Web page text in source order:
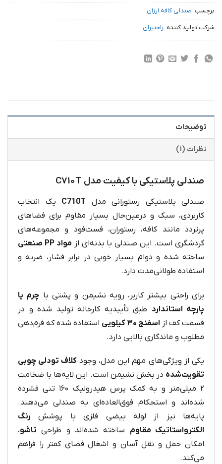
برچسب: صندلی کافه ارزان
شرکت تولید کننده: راحتیران
توضیحات
نظرات (۱)
صندلی پلاستیکی با کیفیت مدل C710T
صندلی پلاستیکی رستورانی مدل C710T یک انتخاب
کاربردی، سبک و درعین‌حال بسیار مقاوم برای فضاهای
پرتردد مانند کافه، رستوران، فست‌فود و مجموعه‌های
گردشگری است. این صندلی با بدنه‌ای از مواد PP صنعتی
ساخته شده و دوام بسیار خوبی در برابر فشار، ضربه و
استفاده طولانی‌مدت دارد.
برای راحتی بیشتر کاربر، رویه نشیمن و پشتی با چرم یا
پارچه استاندارد طبق تأییدیه کارخانه تولید شده و در
قسمت کف از اسفنج ۳۰ کیلویی
استفاده شده که فرم‌دهی
مطلوب و ماندگاری بالایی دارد.
یکی از ویژگی‌های مهم این مدل، وجودکلاف تو‌دلی چوبی
تقویت‌شده در بخش نشیمن است. این لایه‌ها با ضخامت
۲ میلی‌متر و به کمک پرس هیدرولیک ۱۶۰ تنی فشرده
شده‌اند و استحکام فوق‌العاده‌ای به صندلی می‌دهند.
پایه‌ها نیز از لوله بیضی فلزی با پوشش رنگ
الکترواستاتیک مقاوم ساخته شده‌اند و طراحی تاشو،
امکان حمل و نقل آسان و اشغال فضای کمتر را فراهم
می‌کند.